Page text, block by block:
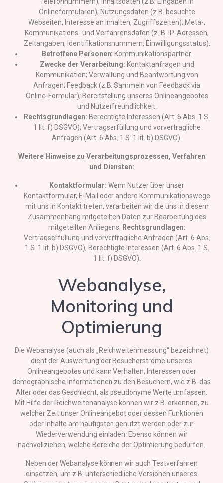
Telefonnummern); Inhaltsdaten (z.B. Eingaben in
Onlineformularen); Nutzungsdaten (z.B. besuchte
Webseiten, Interesse an Inhalten, Zugriffszeiten); Meta-,
Kommunikations- und Verfahrensdaten (z. B. IP-Adressen,
Zeitangaben, Identifikationsnummern, Einwilligungsstatus).
Betroffene Personen: Kommunikationspartner.
Zwecke der Verarbeitung: Kontaktanfragen und
Kommunikation; Verwaltung und Beantwortung von
Anfragen; Feedback (z.B. Sammeln von Feedback via
Online-Formular); Bereitstellung unseres Onlineangebotes
und Nutzerfreundlichkeit.
Rechtsgrundlagen: Berechtigte Interessen (Art. 6 Abs. 1 S.
1 lit. f) DSGVO); Vertragserfüllung und vorvertragliche
Anfragen (Art. 6 Abs. 1 S. 1 lit. b) DSGVO).
Weitere Hinweise zu Verarbeitungsprozessen, Verfahren
und Diensten:
Kontaktformular: Wenn Nutzer über unser
Kontaktformular, E-Mail oder andere Kommunikationswege
mit uns in Kontakt treten, verarbeiten wir die uns in diesem
Zusammenhang mitgeteilten Daten zur Bearbeitung des
mitgeteilten Anliegens; Rechtsgrundlagen:
Vertragserfüllung und vorvertragliche Anfragen (Art. 6 Abs.
1 S. 1 lit. b) DSGVO), Berechtigte Interessen (Art. 6 Abs. 1 S.
1 lit. f) DSGVO).
Webanalyse,
Monitoring und
Optimierung
Die Webanalyse (auch als „Reichweitenmessung“ bezeichnet)
dient der Auswertung der Besucherströme unseres
Onlineangebotes und kann Verhalten, Interessen oder
demographische Informationen zu den Besuchern, wie z.B. das
Alter oder das Geschlecht, als pseudonyme Werte umfassen.
Mit Hilfe der Reichweitenanalyse können wir z.B. erkennen, zu
welcher Zeit unser Onlineangebot oder dessen Funktionen
oder Inhalte am häufigsten genutzt werden oder zur
Wiederverwendung einladen. Ebenso können wir
nachvollziehen, welche Bereiche der Optimierung bedürfen.
Neben der Webanalyse können wir auch Testverfahren
einsetzen, um z.B. unterschiedliche Versionen unseres